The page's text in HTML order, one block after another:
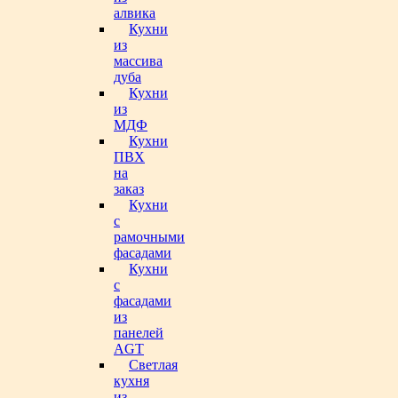
алвика
Кухни
из
массива
дуба
Кухни
из
МДФ
Кухни
ПВХ
на
заказ
Кухни
с
рамочными
фасадами
Кухни
с
фасадами
из
панелей
AGT
Светлая
кухня